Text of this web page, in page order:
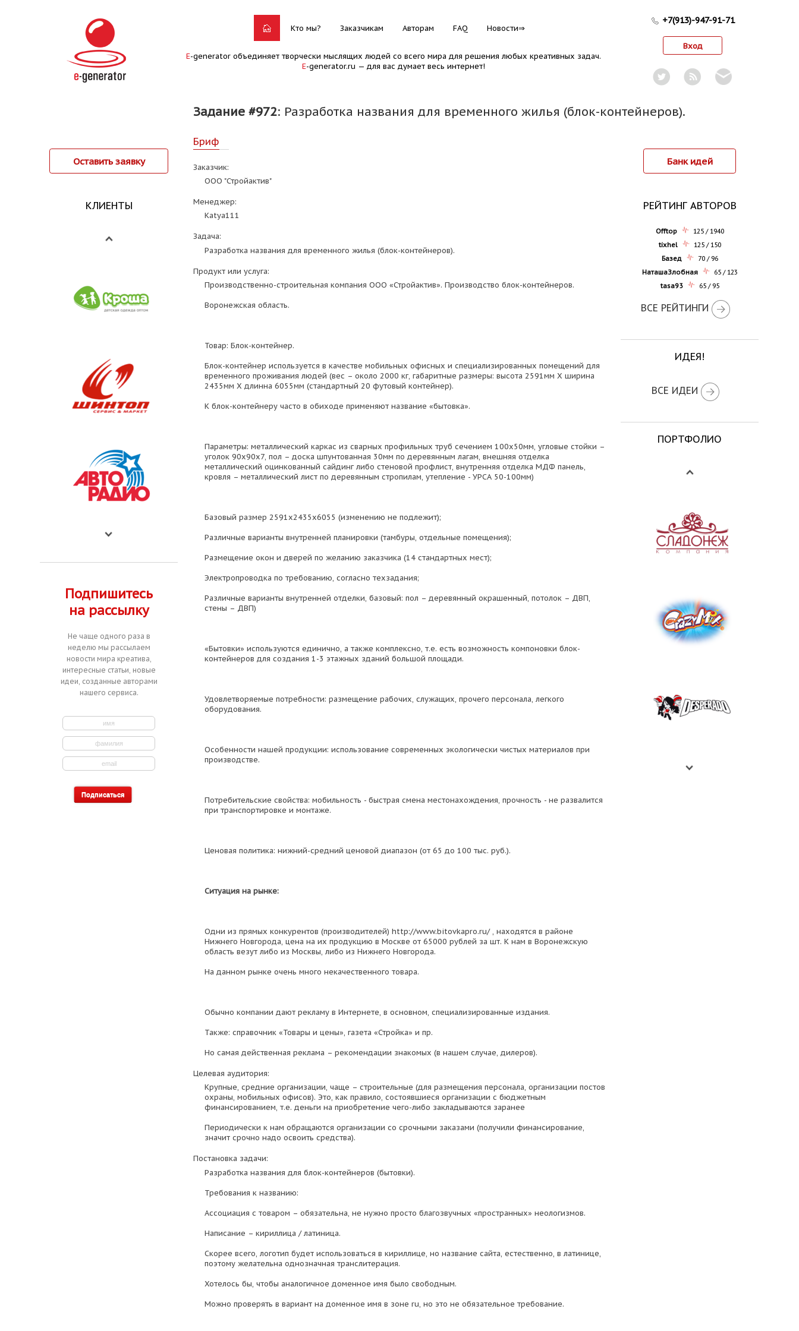
Кто мы? Заказчикам Авторам FAQ Новости
E-generator объединяет творчески мыслящих людей со всего мира для решения любых креативных задач.
E-generator.ru — для вас думает весь интернет!
+7(913)-947-91-71
Вход
Задание #972: Разработка названия для временного жилья (блок-контейнеров).
Оставить заявку
КЛИЕНТЫ
Подпишитесь
на рассылку
Не чаще одного раза в
неделю мы рассылаем
новости мира креатива,
интересные статьи, новые
идеи, созданные авторами
нашего сервиса.
Бриф
Заказчик:
ООО "Стройактив"
Менеджер:
Katya111
Задача:
Разработка названия для временного жилья (блок-контейнеров).
Продукт или услуга:
Производственно-строительная компания ООО «Стройактив». Производство блок-контейнеров.
Воронежская область.
Товар: Блок-контейнер.
Блок-контейнер используется в качестве мобильных офисных и специализированных помещений для
временного проживания людей (вес – около 2000 кг, габаритные размеры: высота 2591мм Х ширина
2435мм Х длинна 6055мм (стандартный 20 футовый контейнер).
К блок-контейнеру часто в обиходе применяют название «бытовка».
Параметры: металлический каркас из сварных профильных труб сечением 100х50мм, угловые стойки –
уголок 90х90х7, пол – доска шпунтованная 30мм по деревянным лагам, внешняя отделка
металлический оцинкованный сайдинг либо стеновой профлист, внутренняя отделка МДФ панель,
кровля – металлический лист по деревянным стропилам, утепление - УРСА 50-100мм)
Базовый размер 2591х2435х6055 (изменению не подлежит);
Различные варианты внутренней планировки (тамбуры, отдельные помещения);
Размещение окон и дверей по желанию заказчика (14 стандартных мест);
Электропроводка по требованию, согласно техзадания;
Различные варианты внутренней отделки, базовый: пол – деревянный окрашенный, потолок – ДВП,
стены – ДВП)
«Бытовки» используются единично, а также комплексно, т.е. есть возможность компоновки блок-
контейнеров для создания 1-3 этажных зданий большой площади.
Удовлетворяемые потребности: размещение рабочих, служащих, прочего персонала, легкого
оборудования.
Особенности нашей продукции: использование современных экологически чистых материалов при
производстве.
Потребительские свойства: мобильность - быстрая смена местонахождения, прочность - не развалится
при транспортировке и монтаже.
Ценовая политика: нижний-средний ценовой диапазон (от 65 до 100 тыс. руб.).
Ситуация на рынке:
Одни из прямых конкурентов (производителей) http://www.bitovkapro.ru/ , находятся в районе
Нижнего Новгорода, цена на их продукцию в Москве от 65000 рублей за шт. К нам в Воронежскую
область везут либо из Москвы, либо из Нижнего Новгорода.
На данном рынке очень много некачественного товара.
Обычно компании дают рекламу в Интернете, в основном, специализированные издания.
Также: справочник «Товары и цены», газета «Стройка» и пр.
Но самая действенная реклама – рекомендации знакомых (в нашем случае, дилеров).
Целевая аудитория:
Крупные, средние организации, чаще – строительные (для размещения персонала, организации постов
охраны, мобильных офисов). Это, как правило, состоявшиеся организации с бюджетным
финансированием, т.е. деньги на приобретение чего-либо закладываются заранее
Периодически к нам обращаются организации со срочными заказами (получили финансирование,
значит срочно надо освоить средства).
Постановка задачи:
Разработка названия для блок-контейнеров (бытовки).
Требования к названию:
Ассоциация с товаром – обязательна, не нужно просто благозвучных «пространных» неологизмов.
Написание – кириллица / латиница.
Скорее всего, логотип будет использоваться в кириллице, но название сайта, естественно, в латинице,
поэтому желательна однозначная транслитерация.
Хотелось бы, чтобы аналогичное доменное имя было свободным.
Можно проверять в вариант на доменное имя в зоне ru, но это не обязательное требование.
Банк идей
РЕЙТИНГ АВТОРОВ
Offtop
125 / 1940
tixhel
125 / 150
Базед
70 / 96
НаташаЗлобная
65 / 123
tasa93
65 / 95
ВСЕ РЕЙТИНГИ
ИДЕЯ!
ВСЕ ИДЕИ
ПОРТФОЛИО